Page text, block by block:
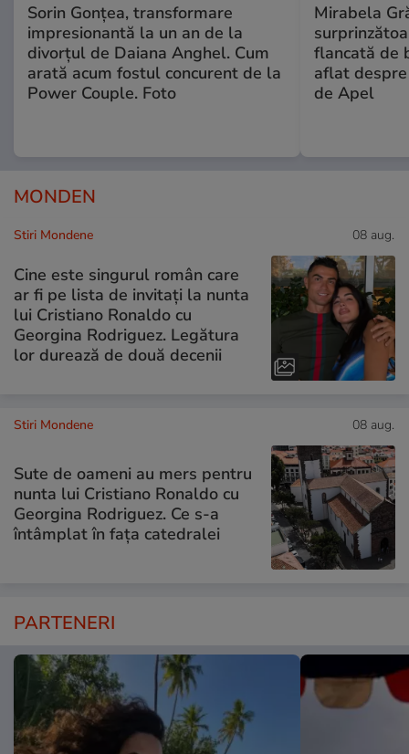
Sorin Gonțea, transformare
impresionantă la un an de la
divorțul de Daiana Anghel. Cum
arată acum fostul concurent de la
Power Couple. Foto
Mirabela
flancată de
aflat
de Apel
MONDEN
Stiri Mondene 08 aug.
Cine este singurul român care
ar fi pe lista de invitați la nunta
lui Cristiano Ronaldo cu
Georgina Rodriguez. Legătura
lor durează de două decenii
Stiri Mondene 08 aug.
Sute de oameni au mers pentru
nunta lui Cristiano Ronaldo cu
Georgina Rodriguez. Ce s-a
întâmplat în fața catedralei
PARTENERI